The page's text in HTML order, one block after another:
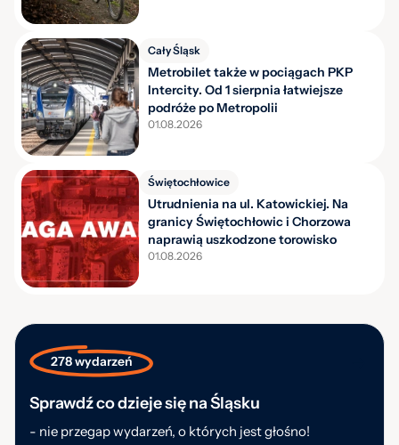
Cały Śląsk
Metrobilet także w pociągach PKP
Intercity. Od 1 sierpnia łatwiejsze
podróże po Metropolii
01.08.2026
Świętochłowice
Utrudnienia na ul. Katowickiej. Na
granicy Świętochłowic i Chorzowa
naprawią uszkodzone torowisko
01.08.2026
278 wydarzeń
Sprawdź co dzieje się na Śląsku
- nie przegap wydarzeń, o których jest głośno!